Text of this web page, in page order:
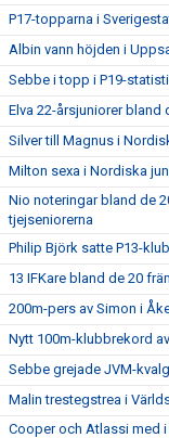
P17-topparna i
Albin vann höjden i
Sebbe i topp i P19-
Elva 22-årsjuniorer bland
Silver till Magnus i
Milton sexa i Nordiska
Nio noteringar bland de
tjejseniorerna
Philip Björk satte P13-
13 IFKare bland de 20
200m-pers av Simon i
Nytt 100m-klubbrekord
Sebbe grejade JVM-
Malin trestegstrea i
Cooper och Atlassi med